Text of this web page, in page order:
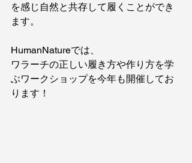
を感じ自然と共存して履くことができ
ます。
HumanNatureでは、
ワラーチの正しい履き方や作り方を学
ぶワークショップを今年も開催してお
ります！